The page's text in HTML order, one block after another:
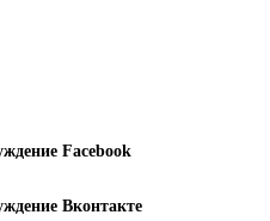
Facebook
Вконтакте